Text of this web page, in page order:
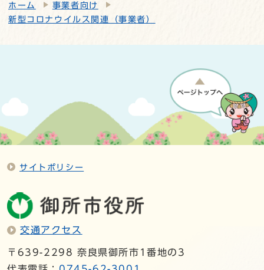
ホーム
事業者向け
新型コロナウイルス関連（事業者）
サイトポリシー
交通アクセス
〒639-2298 奈良県御所市1番地の3